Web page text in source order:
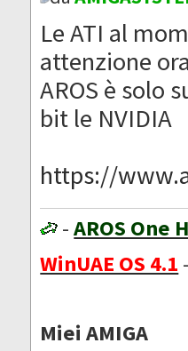
Le ATI al
attenzione
AROS è solo
bit le NVIDIA
https://
-AROS One
WinUAE OS 4.1 -
Miei AMIGA